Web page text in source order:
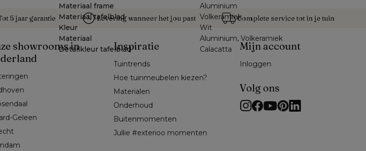
Materiaal frame
Aluminium
Materiaal tafelblad
Volkeramiek
Kleur
Wit
Materiaal
Aluminium, Volkeramiek
Detailkleur tafelblad
Calacatta
5 jaar garantie Levering wanneer het jou past Complete service tot in je tuin
showrooms in
Geleen
Inspiratie
Tuintrends
Hoe tuinmeubelen kiezen?
Materialen
Onderhoud
Buitenmomenten
Jullie #exterioo momenten
Mijn account
Inloggen
Volg ons